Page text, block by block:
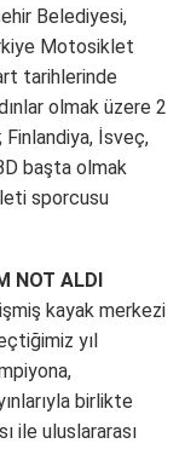
Belediyesi,
Motosiklet
tarihlerinde
olmak üzere 2
İsveç,
başta olmak
sporcusu
NOT ALDI
kayak merkezi
yıl
birlikte
ile uluslararası